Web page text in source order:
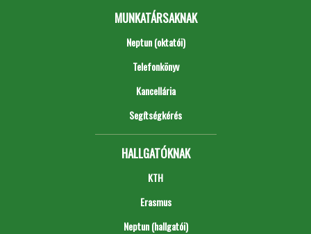
MUNKATÁRSAKNAK
Neptun (oktatói)
Telefonkönyv
Kancellária
Segítségkérés
HALLGATÓKNAK
KTH
Erasmus
Neptun (hallgatói)